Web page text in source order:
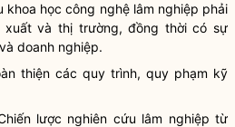
khoa học công nghệ lâm nghiệp phải
và thị trường, đồng thời có sự
và doanh nghiệp.
thiện các quy trình, quy phạm kỹ
lược nghiên cứu lâm nghiệp từ